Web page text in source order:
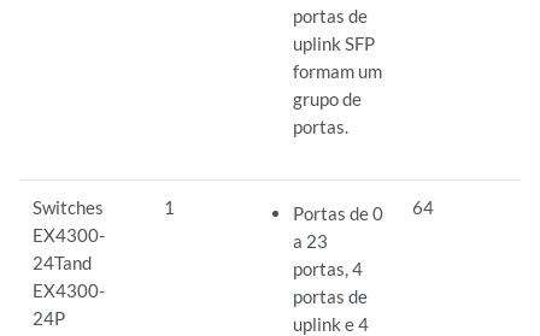
portas de
uplink SFP
formam um
grupo de
portas.
Switches
EX4300-
24Tand
EX4300-
24P
1
Portas de 0
a 23
portas, 4
portas de
uplink e 4
64